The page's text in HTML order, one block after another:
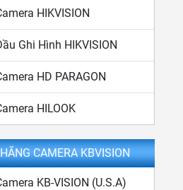
HIKVISION
Ghi Hình HIKVISION
HD PARAGON
HILOOK
HÃNG CAMERA KBVISION
KB-VISION (U.S.A)